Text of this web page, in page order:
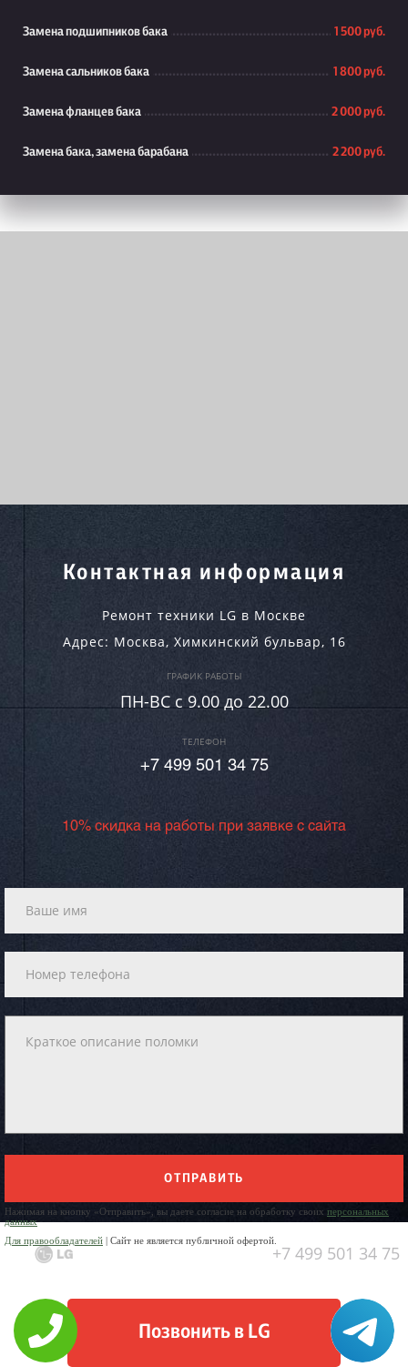
Замена подшипников бака 1 500 руб.
Замена сальников бака 1 800 руб.
Замена фланцев бака 2 000 руб.
Замена бака, замена барабана 2 200 руб.
Контактная информация
Ремонт техники LG в Москве
Адрес: Москва, Химкинский бульвар, 16
ГРАФИК РАБОТЫ
ПН-ВC c 9.00 до 22.00
ТЕЛЕФОН
+7 499 501 34 75
10% скидка на работы при заявке с сайта
ОТПРАВИТЬ
Нажимая на кнопку «Отправить», вы даете согласие на обработку своих персональных
данных
Для правообладателей | Сайт не является публичной офертой.
+7 499 501 34 75
Позвонить в LG